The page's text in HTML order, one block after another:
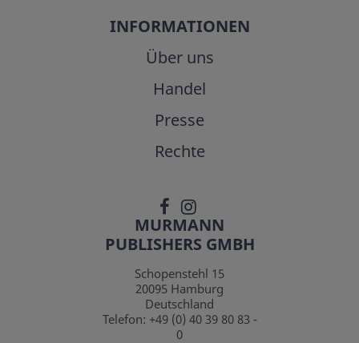
INFORMATIONEN
Über uns
Handel
Presse
Rechte
MURMANN
PUBLISHERS GMBH
Schopenstehl 15
20095 Hamburg
Deutschland
Telefon: +49 (0) 40 39 80 83 -
0